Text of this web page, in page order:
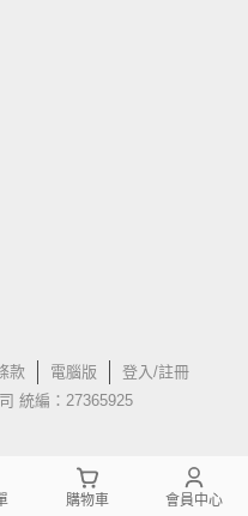
款 電腦版
登入/註冊
統編：27365925
購物車 會員中心